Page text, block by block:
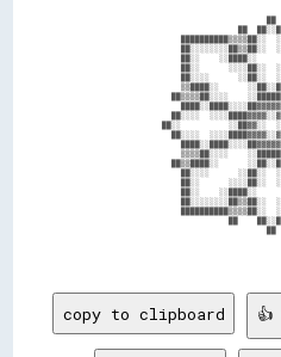
██░░
██░░
██░░░░
██░░░░
██░░
██░░░░
██▒▒████░░
██░░░░
██░░
██░░
copy to clipboard 👍